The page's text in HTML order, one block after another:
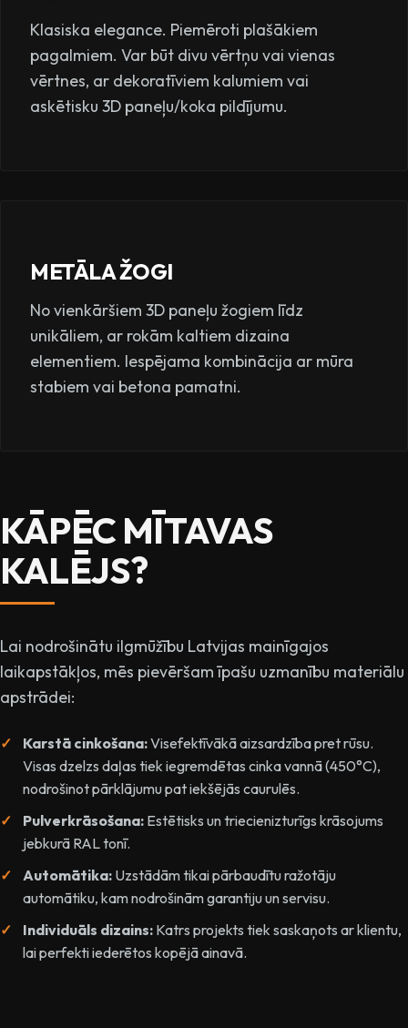
Klasiska elegance. Piemēroti plašākiem
pagalmiem. Var būt divu vērtņu vai vienas
vērtnes, ar dekoratīviem kalumiem vai
askētisku 3D paneļu/koka pildījumu.
METĀLA ŽOGI
No vienkāršiem 3D paneļu žogiem līdz
unikāliem, ar rokām kaltiem dizaina
elementiem. Iespējama kombinācija ar mūra
stabiem vai betona pamatni.
KĀPĒC MĪTAVAS
KALĒJS?
Lai nodrošinātu ilgmūžību Latvijas mainīgajos
laikapstākļos, mēs pievēršam īpašu uzmanību materiālu
apstrādei:
Karstā cinkošana:Visefektīvākā aizsardzība pret rūsu.
Visas dzelzs daļas tiek iegremdētas cinka vannā (450°C),
nodrošinot pārklājumu pat iekšējās caurulēs.
Pulverkrāsošana: Estētisks un triecienizturīgs krāsojums
jebkurā RAL tonī.
Automātika: Uzstādām tikai pārbaudītu ražotāju
automātiku, kam nodrošinām garantiju un servisu.
Individuāls dizains: Katrs projekts tiek saskaņots ar klientu,
lai perfekti iederētos kopējā ainavā.